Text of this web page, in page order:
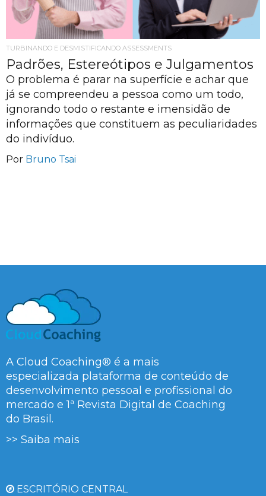
TURBINANDO E DESMISTIFICANDO ASSESSMENTS
Padrões, Estereótipos e Julgamentos
O problema é parar na superfície e achar que
já se compreendeu a pessoa como um todo,
ignorando todo o restante e imensidão de
informações que constituem as peculiaridades
do indivíduo.
Por Bruno Tsai
A Cloud Coaching® é a mais
especializada plataforma de conteúdo de
desenvolvimento pessoal e profissional do
mercado e 1ª Revista Digital de Coaching
do Brasil.
>> Saiba mais
ESCRITÓRIO CENTRAL